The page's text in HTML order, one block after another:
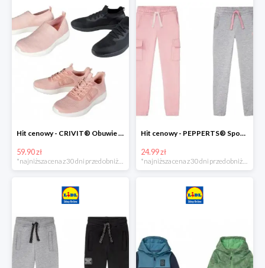
Hit cenowy - CRIVIT® Obuwie dziewczęce sportowe i na co dzień, 1 para
59.90 zł
Hit cenowy - PEPPERTS® Spodnie dresowe dziewczęce, 1 para
24.99 zł